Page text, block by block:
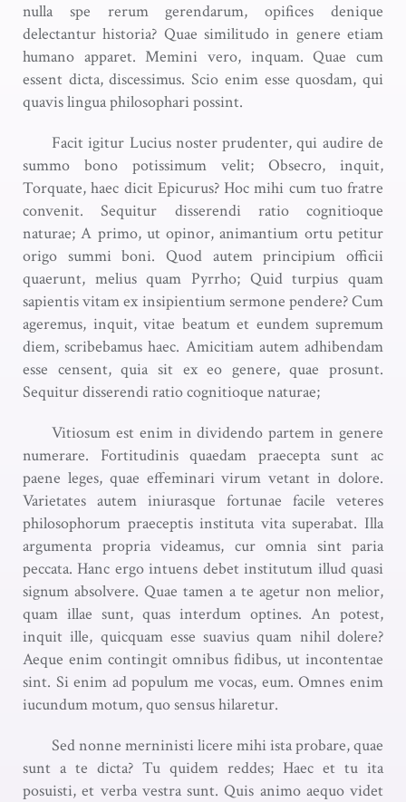
nulla spe rerum gerendarum, opifices denique
delectantur historia? Quae similitudo in genere etiam
humano apparet. Memini vero, inquam. Quae cum
essent dicta, discessimus. Scio enim esse quosdam, qui
quavis lingua philosophari possint.
Facit igitur Lucius noster prudenter, qui audire de
summo bono potissimum velit; Obsecro, inquit,
Torquate, haec dicit Epicurus? Hoc mihi cum tuo fratre
convenit. Sequitur disserendi ratio cognitioque
naturae; A primo, ut opinor, animantium ortu petitur
origo summi boni. Quod autem principium officii
quaerunt, melius quam Pyrrho; Quid turpius quam
sapientis vitam ex insipientium sermone pendere? Cum
ageremus, inquit, vitae beatum et eundem supremum
diem, scribebamus haec. Amicitiam autem adhibendam
esse censent, quia sit ex eo genere, quae prosunt.
Sequitur disserendi ratio cognitioque naturae;
Vitiosum est enim in dividendo partem in genere
numerare. Fortitudinis quaedam praecepta sunt ac
paene leges, quae effeminari virum vetant in dolore.
Varietates autem iniurasque fortunae facile veteres
philosophorum praeceptis instituta vita superabat. Illa
argumenta propria videamus, cur omnia sint paria
peccata. Hanc ergo intuens debet institutum illud quasi
signum absolvere. Quae tamen a te agetur non melior,
quam illae sunt, quas interdum optines. An potest,
inquit ille, quicquam esse suavius quam nihil dolere?
Aeque enim contingit omnibus fidibus, ut incontentae
sint. Si enim ad populum me vocas, eum. Omnes enim
iucundum motum, quo sensus hilaretur.
Sed nonne merninisti licere mihi ista probare, quae
sunt a te dicta? Tu quidem reddes; Haec et tu ita
posuisti, et verba vestra sunt. Quis animo aequo videt